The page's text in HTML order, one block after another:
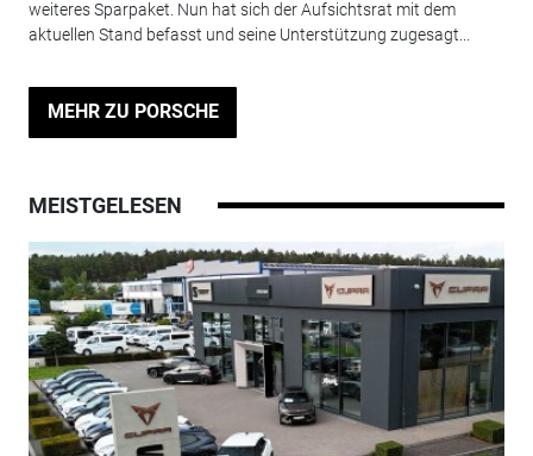
weiteres Sparpaket. Nun hat sich der Aufsichtsrat mit dem
aktuellen Stand befasst und seine Unterstützung zugesagt...
MEHR ZU PORSCHE
MEISTGELESEN